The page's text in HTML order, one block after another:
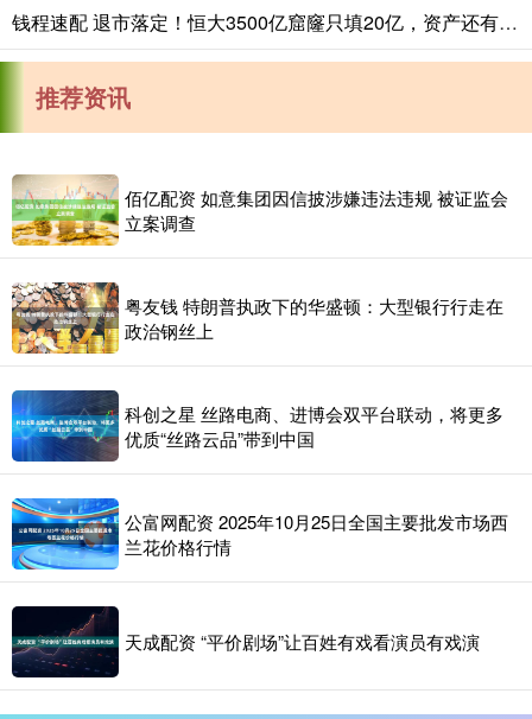
钱程速配 退市落定！恒大3500亿窟窿只填20亿，资产还有多少？
推荐资讯
佰亿配资 如意集团因信披涉嫌违法违规 被证监会
立案调查
粤友钱 特朗普执政下的华盛顿：大型银行行走在
政治钢丝上
科创之星 丝路电商、进博会双平台联动，将更多
优质“丝路云品”带到中国
公富网配资 2025年10月25日全国主要批发市场西
兰花价格行情
天成配资 “平价剧场”让百姓有戏看演员有戏演